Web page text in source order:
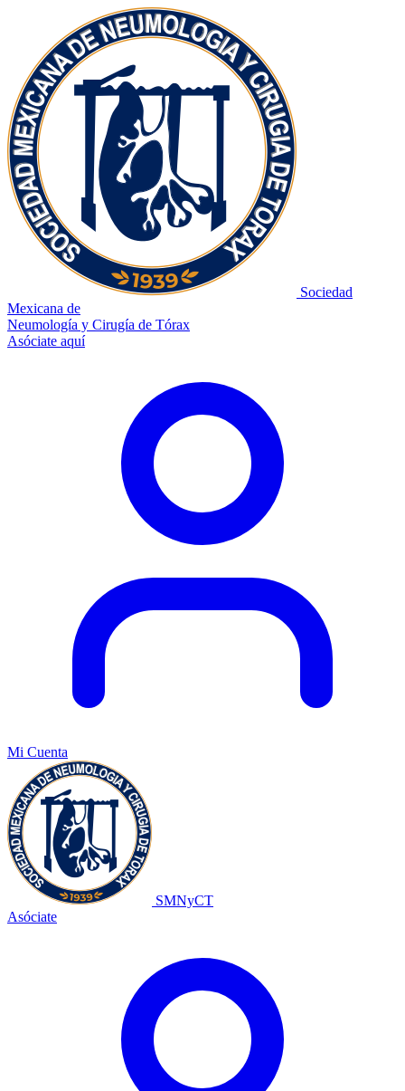
Sociedad
Mexicana de
Neumología y Cirugía de Tórax
Asóciate aquí
Mi Cuenta
SMNyCT
Asóciate